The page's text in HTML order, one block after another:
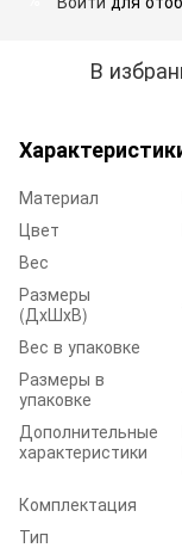
В
Материал
Цвет
Вес
Размеры
(ДхШхВ)
Вес в упаковке
Размеры в
упаковке
Дополнительные
характеристики
Комплектация
Тип